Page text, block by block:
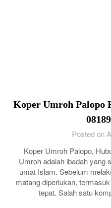
Koper Umroh Palopo
Posted on
Koper Umroh Palopo,
Umroh adalah ibadah yang
umat Islam. Sebelum
matang diperlukan,
tepat. Salah satu